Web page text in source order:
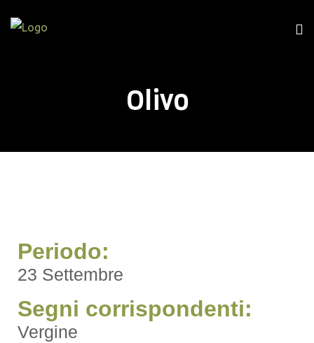
Olivo
Periodo:
23 Settembre
Segni corrispondenti:
Vergine